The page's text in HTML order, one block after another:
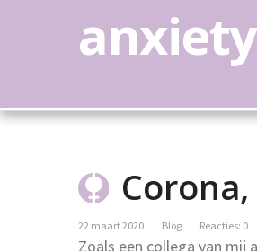
anxiety
22 maart 2020 Blog Reacties: 0
Zoals een collega van